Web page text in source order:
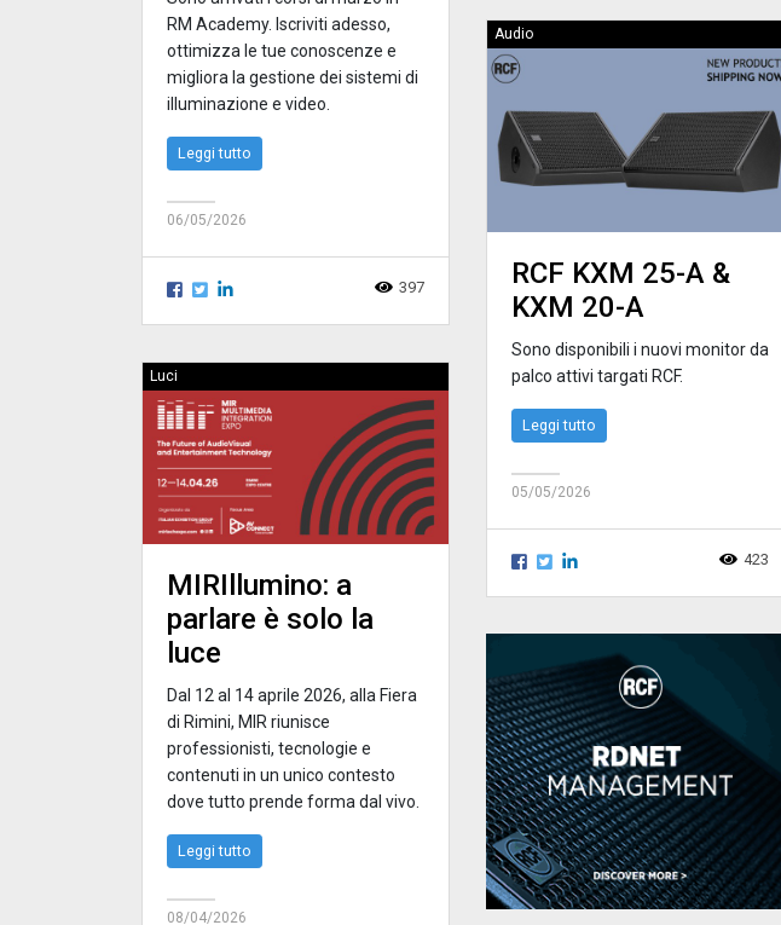
RM Academy. Iscriviti adesso,
ottimizza le tue conoscenze e
migliora la gestione dei sistemi di
illuminazione e video.
Leggi tutto
06/05/2026
397
Audio
RCF KXM 25-A &
KXM 20-A
Sono disponibili i nuovi monitor da
palco attivi targati RCF.
Leggi tutto
05/05/2026
423
Luci
MIRIllumino: a
parlare è solo la
luce
Dal 12 al 14 aprile 2026, alla Fiera
di Rimini, MIR riunisce
professionisti, tecnologie e
contenuti in un unico contesto
dove tutto prende forma dal vivo.
Leggi tutto
08/04/2026